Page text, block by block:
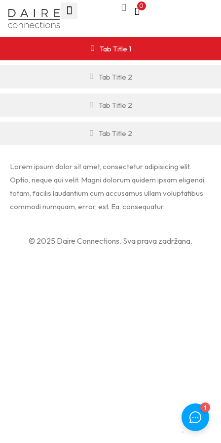
0
Tab Title 1
Tab Title 2
Tab Title 2
Tab Title 2
Lorem ipsum dolor sit amet, consectetur adipisicing elit.
Optio, neque qui velit. Magni dolorum quidem ipsam eligendi,
totam, facilis laudantium cum accusamus ullam voluptatibus
commodi numquam, error, est. Ea, consequatur.
© 2025 Daire Connections. Sva prava zadržana.